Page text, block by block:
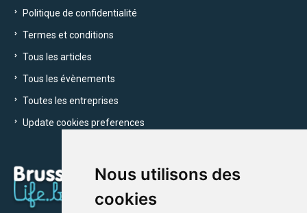
Nous utilisons des
cookies
Politique de confidentialité
Termes et conditions
Tous les articles
Tous les évènements
Toutes les entreprises
Update cookies preferences